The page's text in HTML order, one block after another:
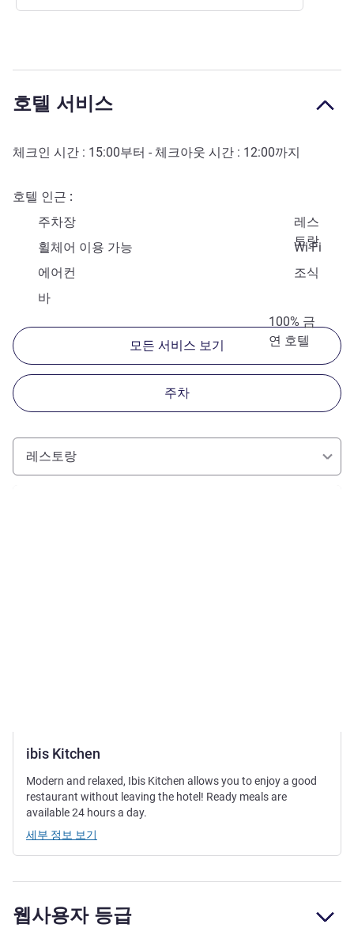
호텔 서비스
체크인 시간 : 15:00부터 - 체크아웃 시간 : 12:00까지
호텔 인근
주차장
레스
토랑
휠체어 이용 가능
Wi-Fi
에어컨
조식
바
100% 금
연 호텔
모든 서비스 보기
주차
레스토랑
ibis Kitchen
Modern and relaxed, Ibis Kitchen allows you to enjoy a good
restaurant without leaving the hotel! Ready meals are
available 24 hours a day.
세부 정보 보기
웹사용자 등급